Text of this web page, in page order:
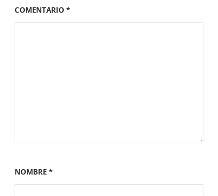
COMENTARIO *
NOMBRE *